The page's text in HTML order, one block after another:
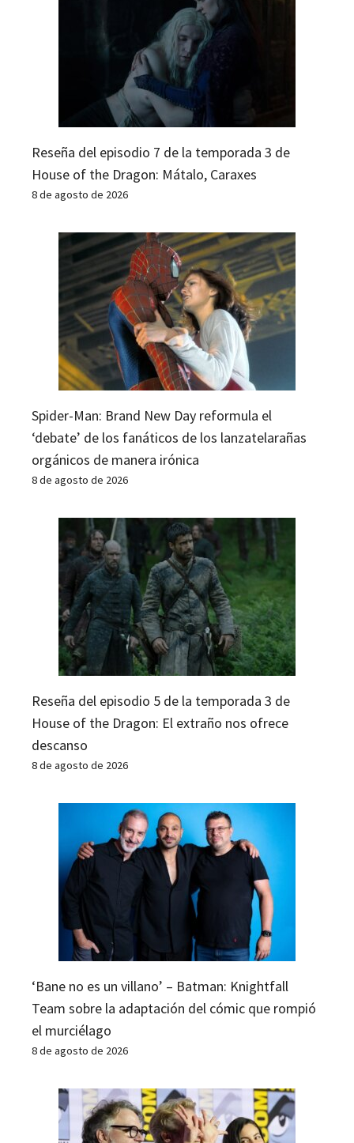
Reseña del episodio 7 de la temporada 3 de
House of the Dragon: Mátalo, Caraxes
8 de agosto de 2026
Spider-Man: Brand New Day reformula el
‘debate’ de los fanáticos de los lanzatelarañas
orgánicos de manera irónica
8 de agosto de 2026
Reseña del episodio 5 de la temporada 3 de
House of the Dragon: El extraño nos ofrece
descanso
8 de agosto de 2026
‘Bane no es un villano’ – Batman: Knightfall
Team sobre la adaptación del cómic que rompió
el murciélago
8 de agosto de 2026